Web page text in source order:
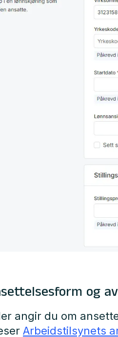
og
angir du om
Arbeidstilsynets